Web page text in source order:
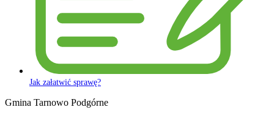
Jak załatwić sprawę?
Gmina Tarnowo Podgórne